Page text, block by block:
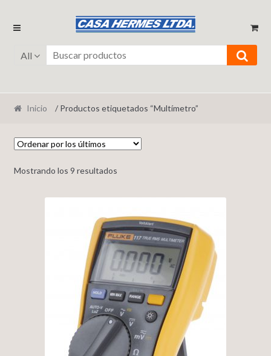
Ir
navegación
Ir
contenido
All
Inicio / Productos etiquetados “Multímetro”
Mostrando los 9 resultados